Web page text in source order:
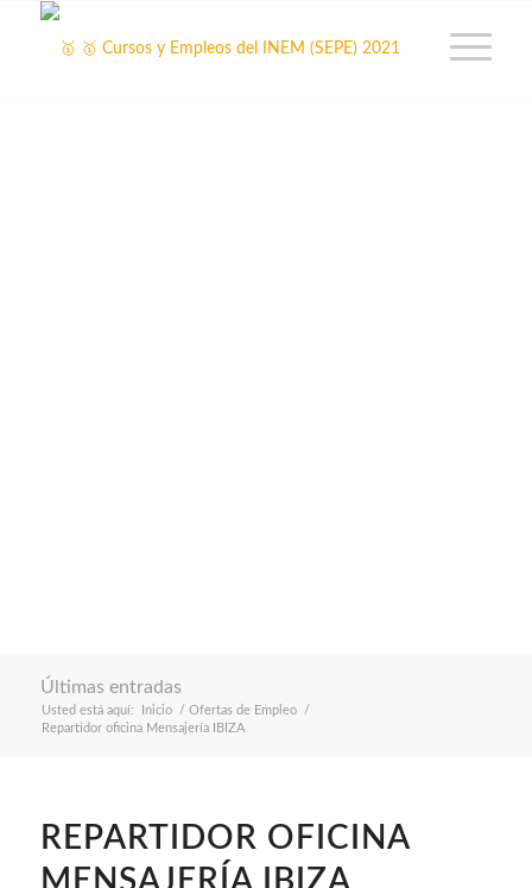
Últimas entradas
Usted está aquí: Inicio / Ofertas de Empleo
/
Repartidor oficina Mensajería IBIZA
REPARTIDOR OFICINA
MENSAJERÍA IBIZA